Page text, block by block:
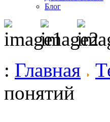
Блог
: Главная
понятий